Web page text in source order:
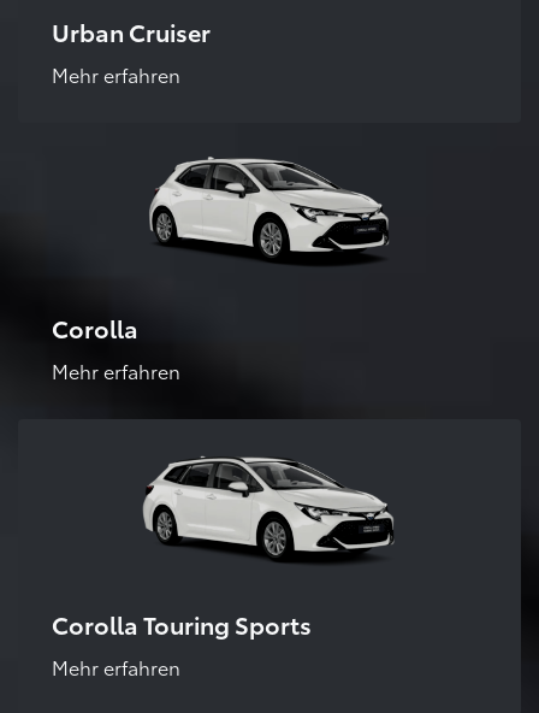
Urban Cruiser
Mehr erfahren
Corolla
Mehr erfahren
Corolla Touring Sports
Mehr erfahren